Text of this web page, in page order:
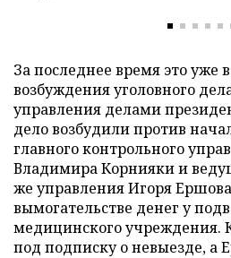
За последнее время это уже
возбуждения уголовного
управления делами
дело возбудили против
главного контрольного
Владимира Корнияки и
же управления Игоря
вымогательстве денег у
медицинского учреждения.
под подписку о невыезде, а